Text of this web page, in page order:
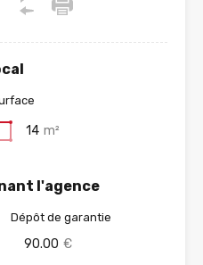
14 m²
l'agence
Dépôt de garantie
90.00 €